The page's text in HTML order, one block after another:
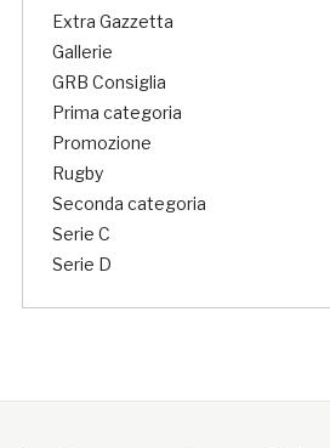
Extra Gazzetta
Gallerie
GRB Consiglia
Prima categoria
Promozione
Rugby
Seconda categoria
Serie C
Serie D